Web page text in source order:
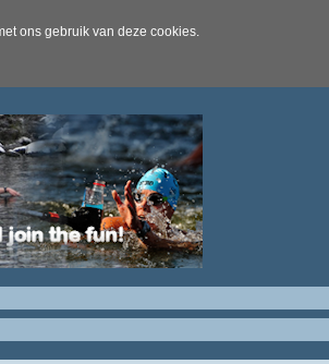
ons gebruik van deze cookies.